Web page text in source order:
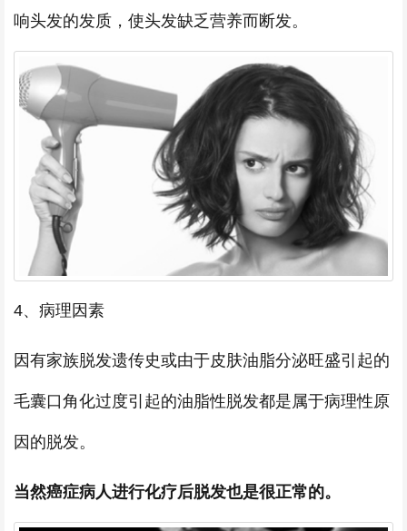
响头发的发质，使头发缺乏营养而断发。
4、病理因素
因有家族脱发遗传史或由于皮肤油脂分泌旺盛引起的
毛囊口角化过度引起的油脂性脱发都是属于病理性原
因的脱发。
当然癌症病人进行化疗后脱发也是很正常的。